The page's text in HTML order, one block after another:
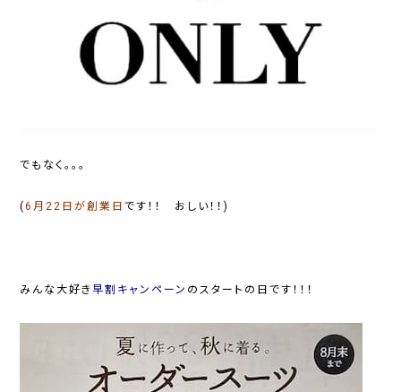
でもなく。。。
(6月22日が創業日です！！ おしい！！)
みんな大好き 早割キャンペーン のスタートの日です！！！